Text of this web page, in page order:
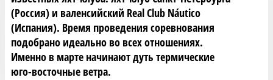
(Россия) и валенсийский Real Club Náutico
(Испания). Время проведения соревнования
подобрано идеально во всех отношениях.
Именно в марте начинают дуть термические
юго-восточные ветра.